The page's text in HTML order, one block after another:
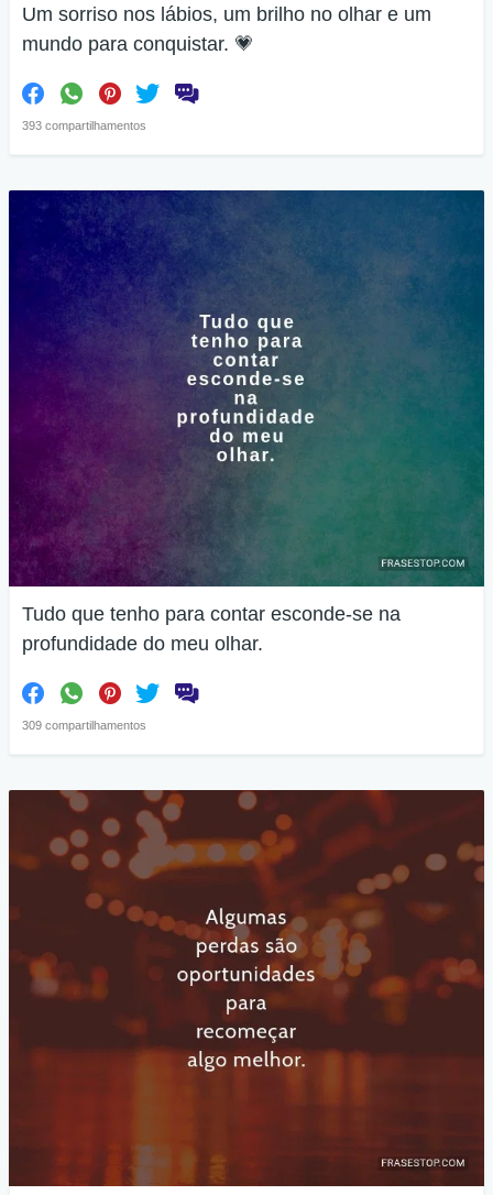
Um sorriso nos lábios, um brilho no olhar e um
mundo para conquistar. 💗
393 compartilhamentos
Tudo que tenho para contar esconde-se na
profundidade do meu olhar.
309 compartilhamentos